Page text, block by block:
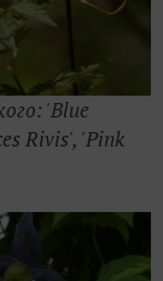
'Blue
Rivis', 'Pink